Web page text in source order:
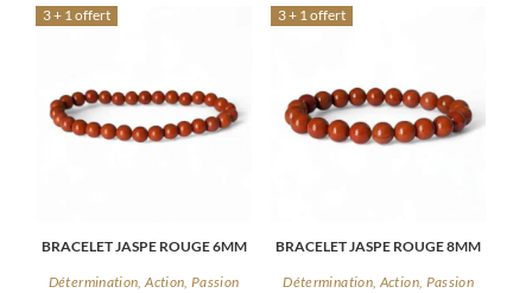
3 + 1 offert
BRACELET JASPE ROUGE 6MM
Détermination, Action, Passion
3 + 1 offert
BRACELET JASPE ROUGE 8MM
Détermination, Action, Passion